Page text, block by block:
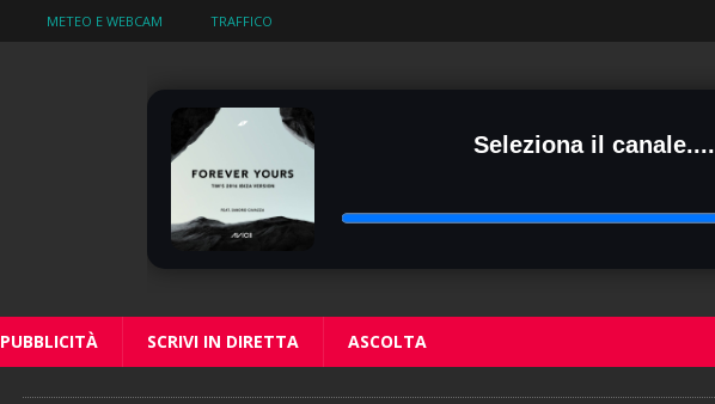
METEO E WEBCAM TRAFFICO
Seleziona il canale....
PUBBLICITÀ SCRIVI IN DIRETTA ASCOLTA